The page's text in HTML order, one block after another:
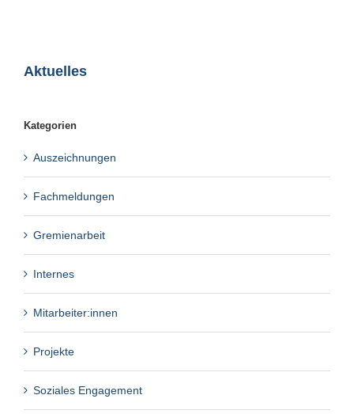
Aktuelles
Kategorien
Auszeichnungen
Fachmeldungen
Gremienarbeit
Internes
Mitarbeiter:innen
Projekte
Soziales Engagement